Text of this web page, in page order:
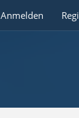
Anmelden